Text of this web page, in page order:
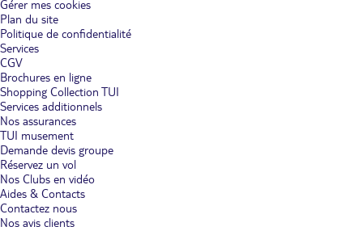
Gérer mes cookies
Plan du site
Politique de confidentialité
Services
CGV
Brochures en ligne
Shopping Collection TUI
Services additionnels
Nos assurances
TUI musement
Demande devis groupe
Réservez un vol
Nos Clubs en vidéo
Aides & Contacts
Contactez nous
Nos avis clients